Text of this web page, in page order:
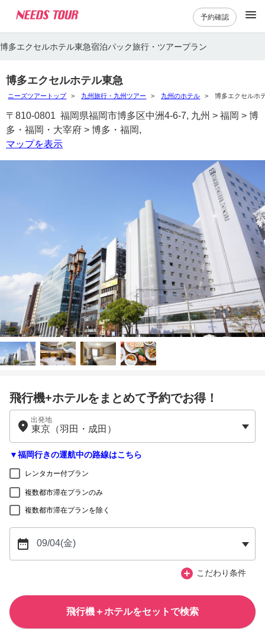
予約確認
博多エクセルホテル東急宿泊パック旅行・ツアープラン
博多エクセルホテル東急
ニーズツアートップ 九州旅行・九州ツアー 九州のホテル 博多エクセルホ
〒810-0801 福岡県福岡市博多区中洲4-6-7, 九州 > 福岡 > 博
多・福岡・大宰府 > 博多・福岡,
マップを表示
飛行機+ホテルをまとめて予約でお得！
出発地
▼福岡行きの運航中の路線はこちら
レンタカー付プラン
複数都市滞在プランのみ
複数都市滞在プランを除く
こだわり条件
飛行機＋ホテルをセットで検索